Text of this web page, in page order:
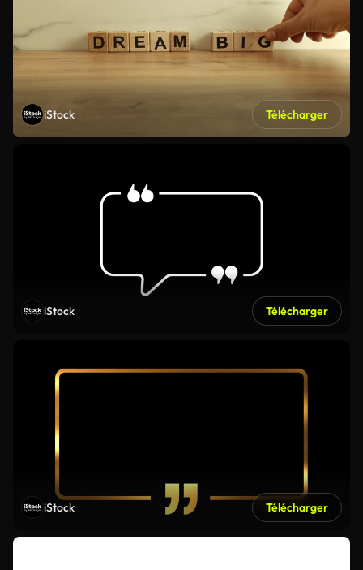
iStock Télécharger
iStock Télécharger
iStock Télécharger